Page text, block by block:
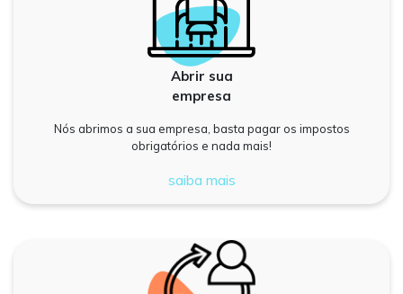
Abrir sua
empresa
Nós abrimos a sua empresa, basta pagar os impostos
obrigatórios e nada mais!
saiba mais